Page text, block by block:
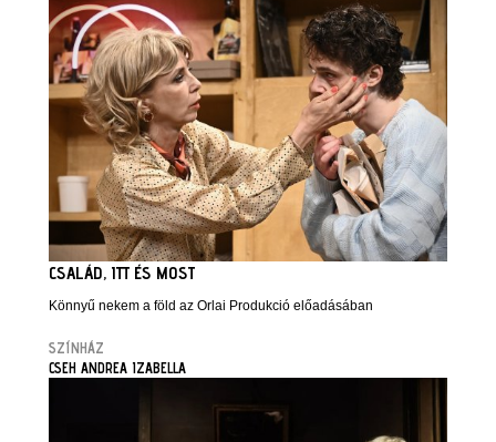
CSALÁD, ITT ÉS MOST
Könnyű nekem a föld az Orlai Produkció előadásában
SZÍNHÁZ
CSEH ANDREA IZABELLA